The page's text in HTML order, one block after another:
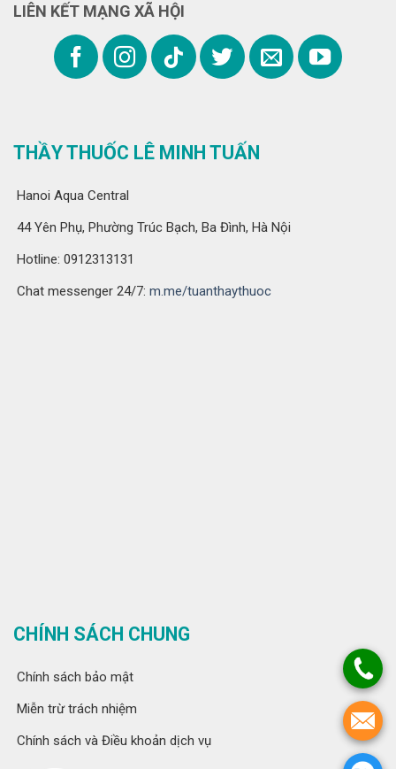
LIÊN KẾT MẠNG XÃ HỘI
THẦY THUỐC LÊ MINH TUẤN
Hanoi Aqua Central
44 Yên Phụ, Phường Trúc Bạch, Ba Đình, Hà Nội
Hotline: 0912313131
Chat messenger 24/7: m.me/tuanthaythuoc
CHÍNH SÁCH CHUNG
Chính sách bảo mật
Miễn trừ trách nhiệm
Chính sách và Điều khoản dịch vụ